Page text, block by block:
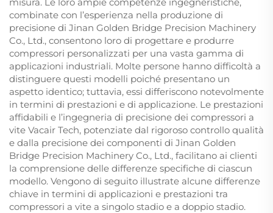
combinate con l’esperienza nella produzione di
precisione di Jinan Golden Bridge Precision Machinery
Co., Ltd., consentono loro di progettare e produrre
compressori personalizzati per una vasta gamma di
applicazioni industriali. Molte persone hanno difficoltà a
distinguere questi modelli poiché presentano un
aspetto identico; tuttavia, essi differiscono notevolmente
in termini di prestazioni e di applicazione. Le prestazioni
affidabili e l’ingegneria di precisione dei compressori a
vite Vacair Tech, potenziate dal rigoroso controllo qualità
e dalla precisione dei componenti di Jinan Golden
Bridge Precision Machinery Co., Ltd., facilitano ai clienti
la comprensione delle differenze specifiche di ciascun
modello. Vengono di seguito illustrate alcune differenze
chiave in termini di applicazioni e prestazioni tra
compressori a vite a singolo stadio e a doppio stadio.